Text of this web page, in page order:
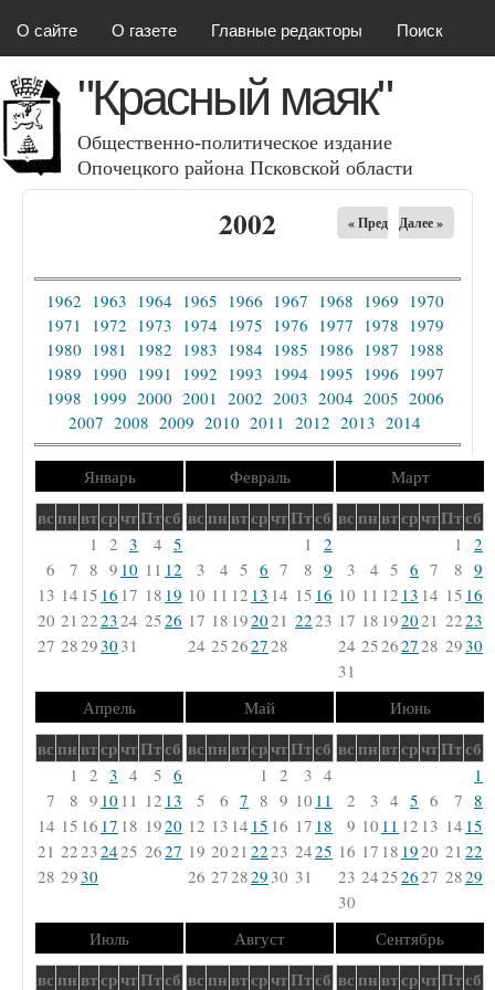
О сайте О газете Главные редакторы Поиск
"Красный маяк"
Общественно-политическое издание
Опочецкого района Псковcкой области
2002 « Пред Далее »
1962 1963 1964 1965 1966 1967 1968 1969 1970
1971
1972 1973 1974 1975 1976 1977 1978 1979
1980 1981 1982 1983 1984 1985 1986 1987 1988
1989 1990 1991 1992 1993 1994 1995 1996 1997
1998 1999 2000 2001 2002 2003 2004 2005 2006
2007 2008 2009 2010 2011 2012 2013 2014
Январь
вс пн втсрчтПтсб
1 2 3 4 5
6
7 8 9 10 11 12
13 14 15 16 17 18 19
20 21 222324 2526
27 282930 31
Февраль
вс пн втсрчтПтсб
1 2
3
4 5 6 7 8 9
10 11 12 13 14 15 16
17 18 192021 2223
24 25262728
Март
вс пн втсрчтПтсб
1 2
3
4 5 6 7 8 9
10 11 12 13 14 15 16
17 18 192021 2223
24 25262728 2930
31
Апрель
вс пн втсрчтПтсб
1 2 3 4 5 6
7
8 9 10 11 12 13
14 15 16 17 18 1920
21 22232425 2627
28 2930
Май
вс пн втсрчтПтсб
1 2 3 4
5
6 7 8 9 10 11
12 13 14 15 16 17 18
19 2021 2223 2425
26 272829 30 31
Июнь
вс пн втсрчтПтсб
1
2
3 4 5 6 7 8
9 10 11 12 13 14 15
16 17 18 1920 21 22
23 24252627 2829
30
Июль
вс пн втсрчтПтсб
Август
вс пн втсрчтПтсб
Сентябрь
вс пн втсрчтПтсб